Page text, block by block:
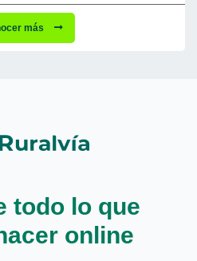
más
todo lo que
online